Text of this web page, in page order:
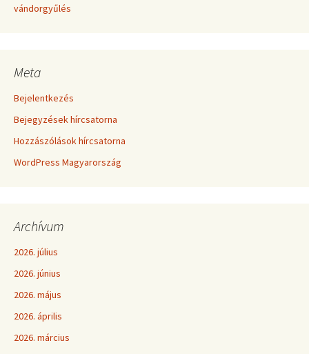
vándorgyűlés
Meta
Bejelentkezés
Bejegyzések hírcsatorna
Hozzászólások hírcsatorna
WordPress Magyarország
Archívum
2026. július
2026. június
2026. május
2026. április
2026. március